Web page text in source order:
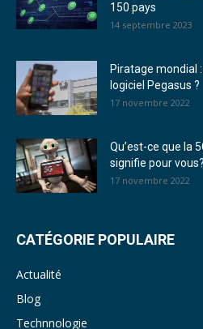
150 pays
14 septembre 2023
Piratage mondial
logiciel Pegasus ?
17 novembre 2022
Qu’est-ce que la
signifie pour vous?
17 novembre 2022
CATÉGORIE POPULAIRE
Actualité
Blog
Technnologie